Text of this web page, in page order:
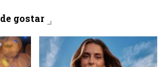
gostar